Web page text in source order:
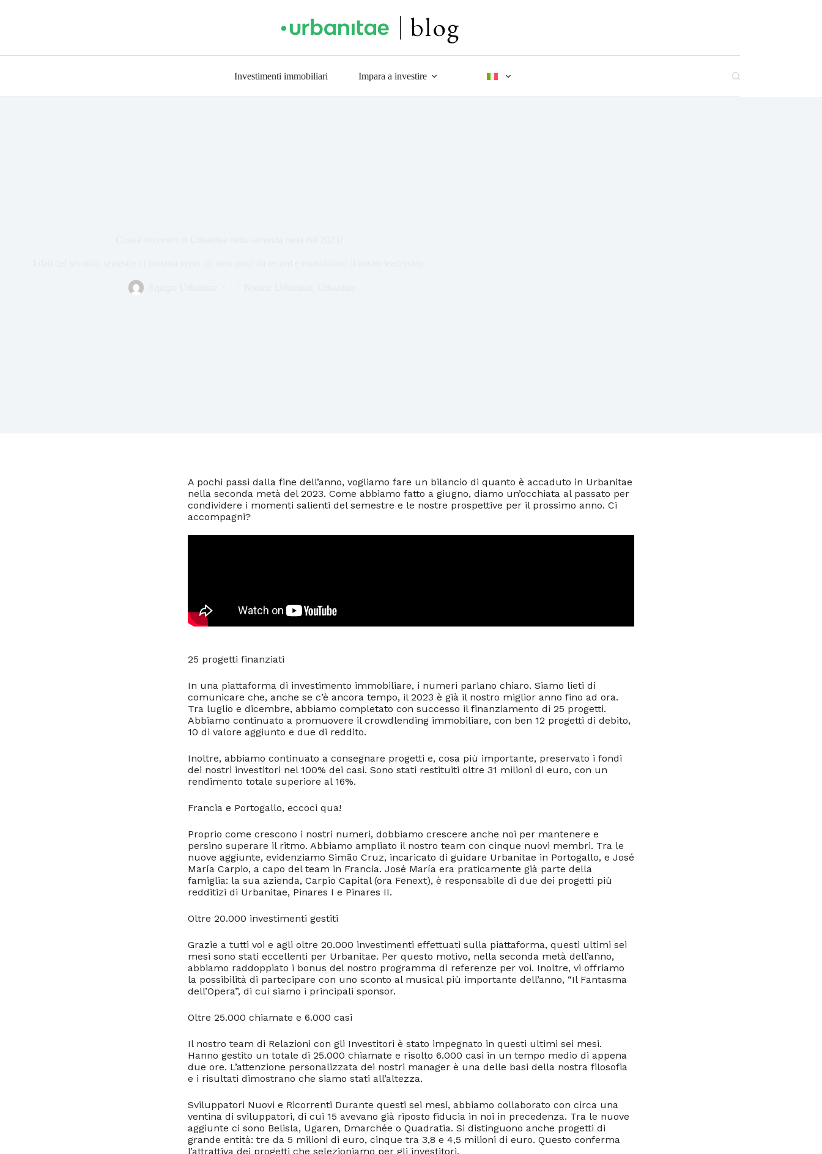
Investimenti immobiliari Impara a investire
A pochi passi dalla fine dell’anno, vogliamo fare un bilancio di quanto è accaduto in Urbanitae
nella seconda metà del 2023. Come abbiamo fatto a giugno, diamo un’occhiata al passato per
condividere i momenti salienti del semestre e le nostre prospettive per il prossimo anno. Ci
accompagni?
25 progetti finanziati
In una piattaforma di investimento immobiliare, i numeri parlano chiaro. Siamo lieti di
comunicare che, anche se c’è ancora tempo, il 2023 è già il nostro miglior anno fino ad ora.
Tra luglio e dicembre, abbiamo completato con successo il finanziamento di 25 progetti.
Abbiamo continuato a promuovere il crowdlending immobiliare, con ben 12 progetti di debito,
10 di valore aggiunto e due di reddito.
Inoltre, abbiamo continuato a consegnare progetti e, cosa più importante, preservato i fondi
dei nostri investitori nel 100% dei casi. Sono stati restituiti oltre 31 milioni di euro, con un
rendimento totale superiore al 16%.
Francia e Portogallo, eccoci qua!
Proprio come crescono i nostri numeri, dobbiamo crescere anche noi per mantenere e
persino superare il ritmo. Abbiamo ampliato il nostro team con cinque nuovi membri. Tra le
nuove aggiunte, evidenziamo Simão Cruz, incaricato di guidare Urbanitae in Portogallo, e José
María Carpio, a capo del team in Francia. José María era praticamente già parte della
famiglia: la sua azienda, Carpio Capital (ora Fenext), è responsabile di due dei progetti più
redditizi di Urbanitae, Pinares I e Pinares II.
Oltre 20.000 investimenti gestiti
Grazie a tutti voi e agli oltre 20.000 investimenti effettuati sulla piattaforma, questi ultimi sei
mesi sono stati eccellenti per Urbanitae. Per questo motivo, nella seconda metà dell’anno,
abbiamo raddoppiato i bonus del nostro programma di referenze per voi. Inoltre, vi offriamo
la possibilità di partecipare con uno sconto al musical più importante dell’anno, “Il Fantasma
dell’Opera”, di cui siamo i principali sponsor.
Oltre 25.000 chiamate e 6.000 casi
Il nostro team di Relazioni con gli Investitori è stato impegnato in questi ultimi sei mesi.
Hanno gestito un totale di 25.000 chiamate e risolto 6.000 casi in un tempo medio di appena
due ore. L’attenzione personalizzata dei nostri manager è una delle basi della nostra filosofia
e i risultati dimostrano che siamo stati all’altezza.
Sviluppatori Nuovi e Ricorrenti Durante questi sei mesi, abbiamo collaborato con circa una
ventina di sviluppatori, di cui 15 avevano già riposto fiducia in noi in precedenza. Tra le nuove
aggiunte ci sono Belisla, Ugaren, Dmarchée o Quadratia. Si distinguono anche progetti di
grande entità: tre da 5 milioni di euro, cinque tra 3,8 e 4,5 milioni di euro. Questo conferma
l’attrattiva dei progetti che selezioniamo per gli investitori.